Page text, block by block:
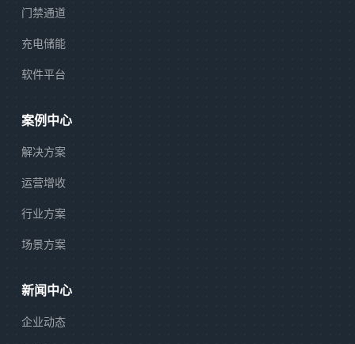
门禁通道
充电储能
软件平台
案例中心
解决方案
运营增收
行业方案
场景方案
新闻中心
企业动态